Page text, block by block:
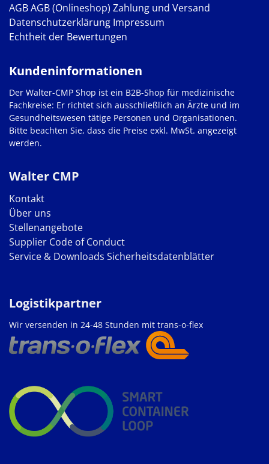
AGBAGB (Onlineshop) Zahlung und Versand
Datenschutzerklärung Impressum
Echtheit der Bewertungen
Walter CMP
Kontakt
Über uns
Stellenangebote
Supplier Code of Conduct
Service & Downloads Sicherheitsdatenblätter
Kundeninformationen
Der Walter-CMP Shop ist ein B2B-Shop für medizinische
Fachkreise: Er richtet sich ausschließlich an Ärzte und im
Gesundheitswesen tätige Personen und Organisationen.
Bitte beachten Sie, dass die Preise exkl. MwSt. angezeigt
werden.
Logistikpartner
Wir versenden in 24-48 Stunden mit trans-o-flex